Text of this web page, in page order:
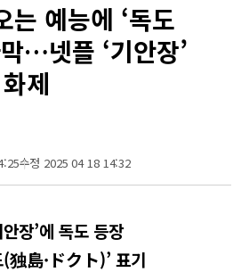
는 예능에 ‘독도
…넷플 ‘기안장’
제
수정 2025 04 18 14:32
장’에 독도 등장
(独島·ドクト)’ 표기